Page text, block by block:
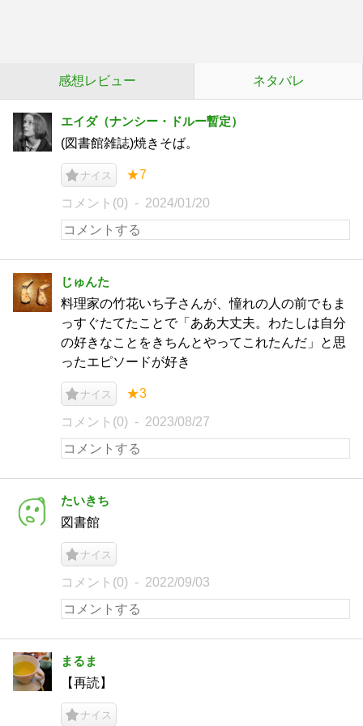
感想レビュー ネタバレ
エイダ（ナンシー・ドルー暫定）
(図書館雑誌)焼きそば。
ナイス ★7
コメント(0) 2024/01/20
じゅんた
料理家の竹花いち子さんが、憧れの人の前でもま
っすぐたてたことで「ああ大丈夫。わたしは自分
の好きなことをきちんとやってこれたんだ」と思
ったエピソードが好き
ナイス ★3
コメント(0) 2023/08/27
たいきち
図書館
ナイス
コメント(0) 2022/09/03
まるま
【再読】
ナイス